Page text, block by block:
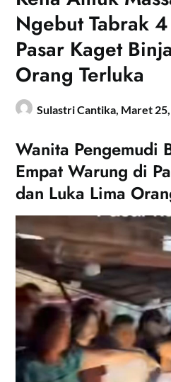
Ngebut Tabrak
Pasar Kaget
Orang Terluka
Sulastri Cantika, Maret
Wanita Pengemudi
Empat Warung di
dan Luka Lima